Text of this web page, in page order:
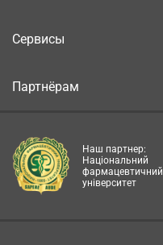
Сервисы
Партнёрам
Наш партнер:
Національний
фармацевтичний
університет